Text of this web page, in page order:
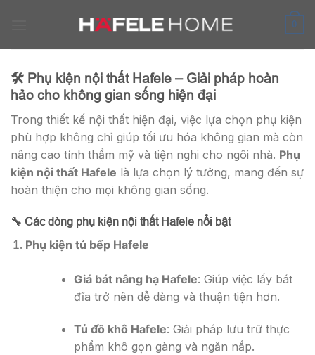
0
🛠️ Phụ kiện nội thất Hafele – Giải pháp hoàn
hảo cho không gian sống hiện đại
Trong thiết kế nội thất hiện đại, việc lựa chọn phụ kiện
phù hợp không chỉ giúp tối ưu hóa không gian mà còn
nâng cao tính thẩm mỹ và tiện nghi cho ngôi nhà. Phụ
kiện nội thất Hafele là lựa chọn lý tưởng, mang đến sự
hoàn thiện cho mọi không gian sống.
🔧 Các dòng phụ kiện nội thất Hafele nổi bật
Phụ kiện tủ bếp Hafele
Giá bát nâng hạ Hafele: Giúp việc lấy bát
đĩa trở nên dễ dàng và thuận tiện hơn.
Tủ đồ khô Hafele: Giải pháp lưu trữ thực
phẩm khô gọn gàng và ngăn nắp.